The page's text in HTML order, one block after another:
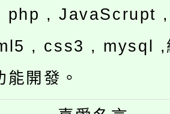
php , JavaScrupt
, css3 , mysql ,
開發。